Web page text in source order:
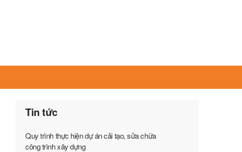
Tin tức
Quy trình thực hiện dự án cải tạo, sửa chữa
công trình xây dựng